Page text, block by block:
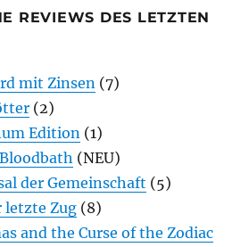
REVIEWS DES LETZTEN
mit Zinsen (7)
(2)
Edition (1)
(NEU)
der Gemeinschaft (5)
letzte Zug (8)
and the Curse of the Zodiac